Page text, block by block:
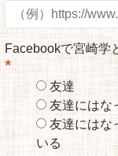
Facebookで宮崎学
*
友達
友達にはな
友達にはな
いる